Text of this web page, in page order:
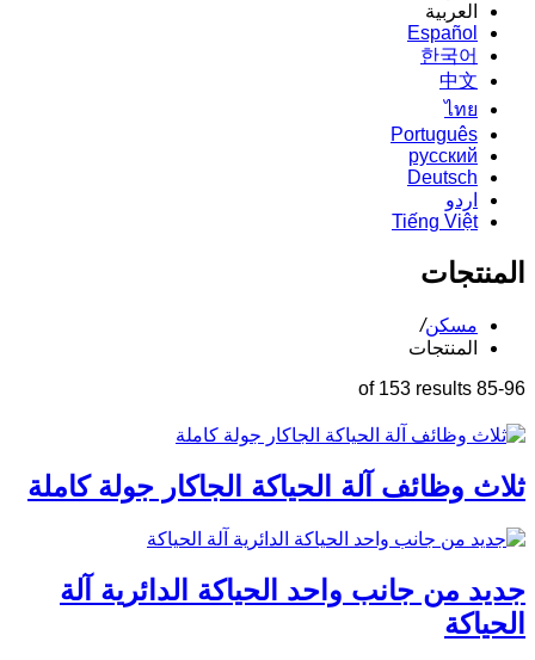
العربية
Español
한국어
中文
ไทย
Português
русский
Deutsch
اردو
Tiếng Việt
المنتجات
مسكن/
المنتجات
85-96 of 153 results
ثلاث وظائف آلة الحياكة الجاكار جولة كاملة
جديد من جانب واحد الحياكة الدائرية آلة
الحياكة